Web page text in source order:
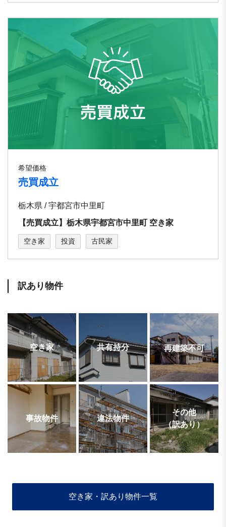
希望価格
売買成立
栃木県 / 宇都宮市中里町
【売買成立】栃木県宇都宮市中里町 空き家
空き家 投資 古民家
訳あり物件
空き家 共有持分 再建築不可
事故物件 違法物件
その他
（訳あり）
空き家・訳あり物件一覧